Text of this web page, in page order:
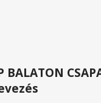
BALATON